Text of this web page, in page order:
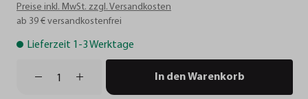
Preise inkl. MwSt. zzgl. Versandkosten
ab 39 € versandkostenfrei
Lieferzeit 1-3 Werktage
In den Warenkorb